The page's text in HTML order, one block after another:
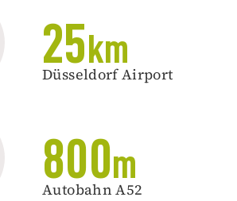
25 km
Düsseldorf Airport
800m
Autobahn A52